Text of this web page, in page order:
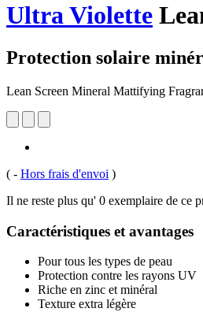
Ultra Violette
Protection solaire
Lean Screen Mineral Mattifying
( - Hors frais d'envoi )
Il ne reste plus qu' 0 exemplaire de ce
Caractéristiques et avantages
Pour tous les types de peau
Protection contre les rayons UV
Riche en zinc et minéral
Texture extra légère